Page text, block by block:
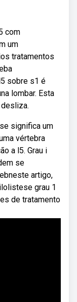
com
um
tratamentos
sobre s1 é
lombar. Esta
significa um
vértebra
a l5. Grau i
se
artigo,
grau 1
de tratamento